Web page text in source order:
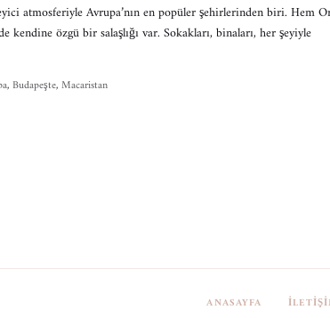
atmosferiyle Avrupa’nın en popüler şehirlerinden biri. Hem
kendine özgü bir salaşlığı var. Sokakları, binaları, her şeyiyle
,Budapeşte,Macaristan
ANASAYFA